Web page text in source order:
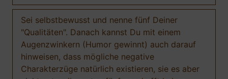
Sei selbstbewusst und nenne fünf Deiner
"Qualitäten". Danach kannst Du mit einem
Augenzwinkern (Humor gewinnt) auch darauf
hinweisen, dass mögliche negative
Charakterzüge natürlich existieren, sie es aber